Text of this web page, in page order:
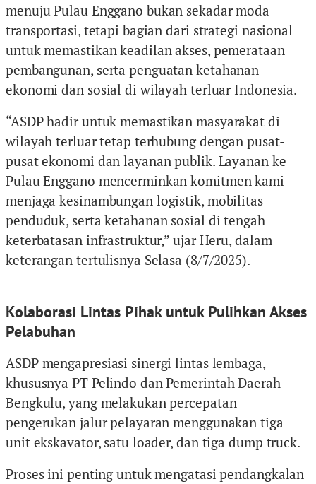
menuju Pulau Enggano bukan sekadar moda
transportasi, tetapi bagian dari strategi nasional
untuk memastikan keadilan akses, pemerataan
pembangunan, serta penguatan ketahanan
ekonomi dan sosial di wilayah terluar Indonesia.
“ASDP hadir untuk memastikan masyarakat di
wilayah terluar tetap terhubung dengan pusat-
pusat ekonomi dan layanan publik. Layanan ke
Pulau Enggano mencerminkan komitmen kami
menjaga kesinambungan logistik, mobilitas
penduduk, serta ketahanan sosial di tengah
keterbatasan infrastruktur,” ujar Heru, dalam
keterangan tertulisnya Selasa (8/7/2025).
Kolaborasi Lintas Pihak untuk Pulihkan Akses
Pelabuhan
ASDP mengapresiasi sinergi lintas lembaga,
khususnya PT Pelindo dan Pemerintah Daerah
Bengkulu, yang melakukan percepatan
pengerukan jalur pelayaran menggunakan tiga
unit ekskavator, satu loader, dan tiga dump truck.
Proses ini penting untuk mengatasi pendangkalan